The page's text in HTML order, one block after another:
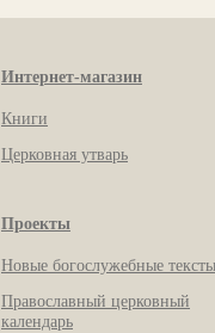
Интернет-магазин
Книги
Церковная утварь
Проекты
Новые богослужебные тексты
Православный церковный
календарь